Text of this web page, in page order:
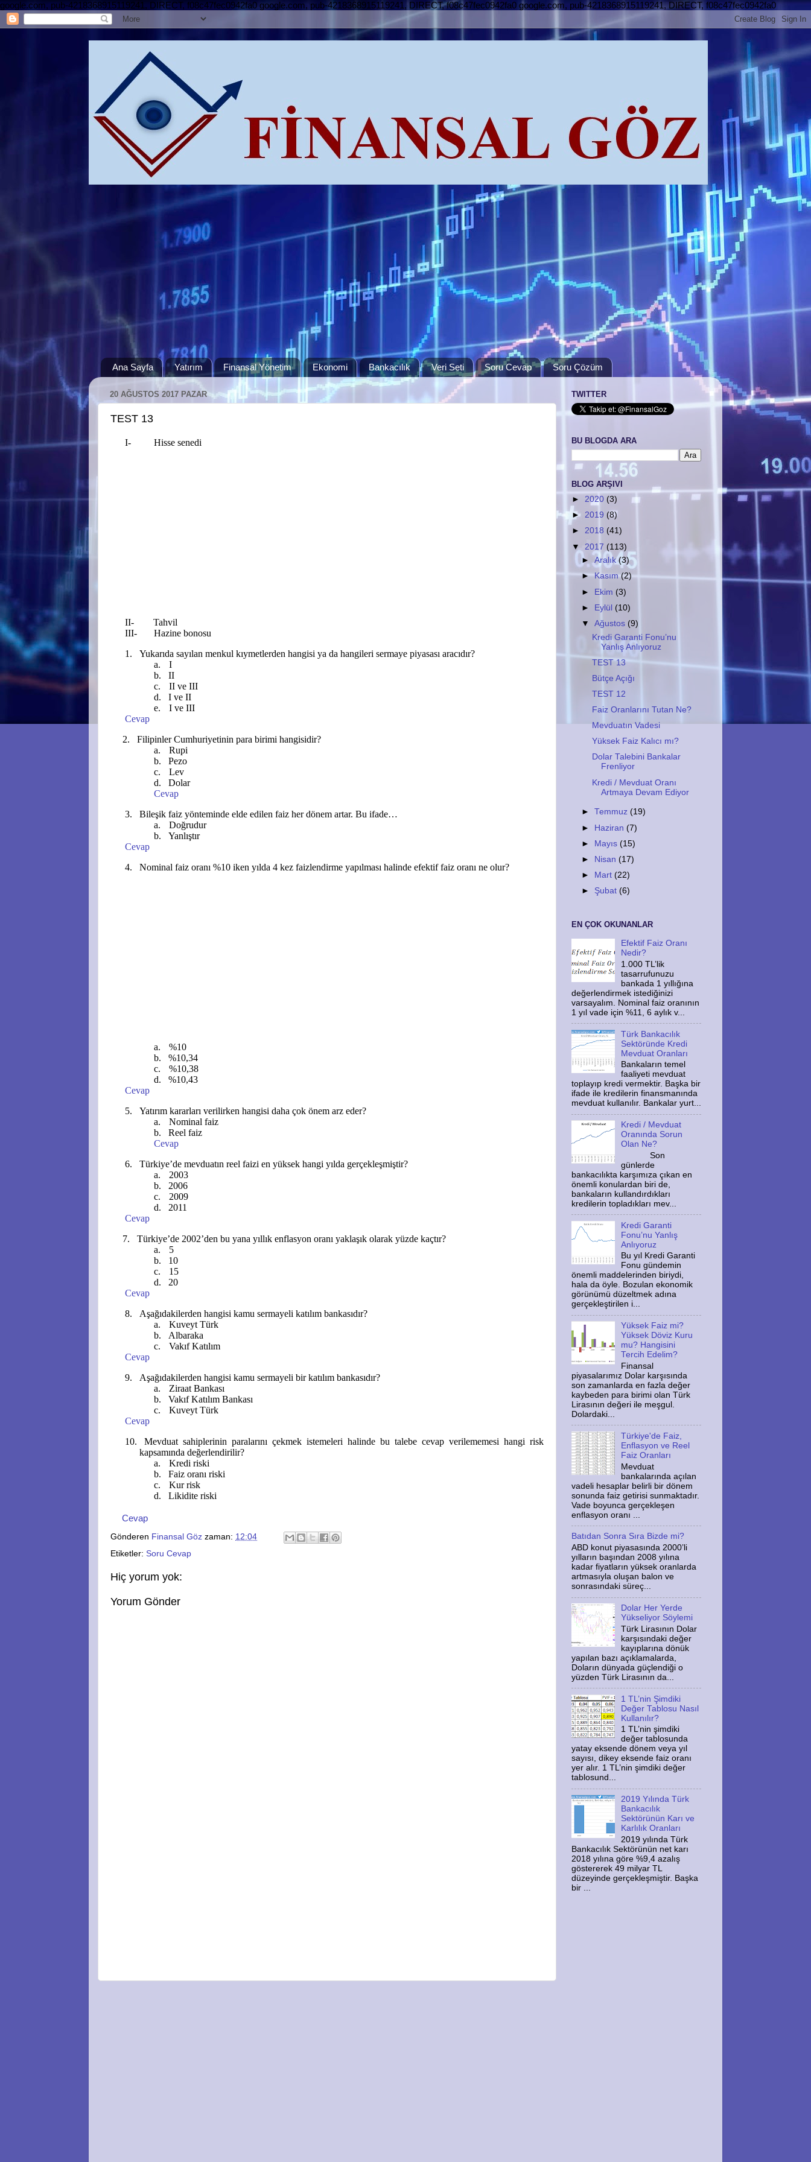
google.com, pub-4218368915119241, DIRECT, f08c47fec0942fa0 google.com, pub-4218368915119241, DIRECT, f08c47fec0942fa0 google.com, pub-4218368915119241, DIRECT, f08c47fec0942fa0
Ana Sayfa Yatırım Finansal Yönetim Ekonomi Bankacılık Veri Seti Soru Cevap Soru Çözüm
20 AĞUSTOS 2017 PAZAR
TEST 13
I- Hisse senedi
II-
Tahvil
III-
Hazine bonosu
1.
Yukarıda sayılan menkul kıymetlerden hangisi ya da hangileri sermaye piyasası aracıdır?
a.
I
b.
II
c.
II ve III
d.
I ve II
e.
I ve III
Cevap
2.
Filipinler Cumhuriyetinin para birimi hangisidir?
a.
Rupi
b.
Pezo
c.
Lev
d.
Dolar
Cevap
3.
Bileşik faiz yönteminde elde edilen faiz her dönem artar. Bu ifade…
a.
Doğrudur
b.
Yanlıştır
Cevap
4.
Nominal faiz oranı %10 iken yılda 4 kez faizlendirme yapılması halinde efektif faiz oranı ne olur?
a.
%10
b.
%10,34
c.
%10,38
d.
%10,43
Cevap
5.
Yatırım kararları verilirken hangisi daha çok önem arz eder?
a.
Nominal faiz
b.
Reel faiz
Cevap
6.
Türkiye’de mevduatın reel faizi en yüksek hangi yılda gerçekleşmiştir?
a.
2003
b.
2006
c.
2009
d.
2011
Cevap
7.
Türkiye’de 2002’den bu yana yıllık enflasyon oranı yaklaşık olarak yüzde kaçtır?
a.
5
b.
10
c.
15
d.
20
Cevap
8.
Aşağıdakilerden hangisi kamu sermayeli katılım bankasıdır?
a.
Kuveyt Türk
b.
Albaraka
c.
Vakıf Katılım
Cevap
9.
Aşağıdakilerden hangisi kamu sermayeli bir katılım bankasıdır?
a.
Ziraat Bankası
b.
Vakıf Katılım Bankası
c.
Kuveyt Türk
Cevap
10.
Mevduat sahiplerinin paralarını çekmek istemeleri halinde bu talebe cevap verilememesi hangi risk
kapsamında değerlendirilir?
a.
Kredi riski
b.
Faiz oranı riski
c.
Kur risk
d.
Likidite riski
Cevap
Gönderen Finansal Göz zaman: 12:04
Etiketler: Soru Cevap
Hiç yorum yok:
Yorum Gönder
TWITTER
BU BLOGDA ARA
BLOG ARŞIVI
► 2020 (3)
► 2019 (8)
► 2018 (41)
▼ 2017 (113)
►Aralık(3)
►Kasım(2)
► Ekim (3)
► Eylül(10)
▼Ağustos (9)
Kredi Garanti Fonu’nu
Yanlış Anlıyoruz
TEST 13
Bütçe Açığı
TEST 12
Faiz Oranlarını Tutan Ne?
Mevduatın Vadesi
Yüksek Faiz Kalıcı mı?
Dolar Talebini Bankalar
Frenliyor
Kredi / Mevduat Oranı
Artmaya Devam Ediyor
►Temmuz(19)
► Haziran(7)
► Mayıs(15)
►
Nisan(17)
►
Mart(22)
► Şubat(6)
EN ÇOK OKUNANLAR
Efektif Faiz Oranı
Nedir?
1.000 TL’lik
tasarrufunuzu
bankada 1 yıllığına
değerlendirmek istediğinizi
varsayalım. Nominal faiz oranının
1 yıl vade için %11, 6 aylık v...
Türk Bankacılık
Sektöründe Kredi
Mevduat Oranları
Bankaların temel
faaliyeti mevduat
toplayıp kredi vermektir. Başka bir
ifade ile kredilerin finansmanında
mevduat kullanılır. Bankalar yurt...
Kredi / Mevduat
Oranında Sorun
Olan Ne?
Son
günlerde
bankacılıkta karşımıza çıkan en
önemli konulardan biri de,
bankaların kullandırdıkları
kredilerin topladıkları mev...
Kredi Garanti
Fonu’nu Yanlış
Anlıyoruz
Bu yıl Kredi Garanti
Fonu gündemin
önemli maddelerinden biriydi,
hala da öyle. Bozulan ekonomik
görünümü düzeltmek adına
gerçekleştirilen i...
Yüksek Faiz mi?
Yüksek Döviz Kuru
mu? Hangisini
Tercih Edelim?
Finansal
piyasalarımız Dolar karşısında
son zamanlarda en fazla değer
kaybeden para birimi olan Türk
Lirasının değeri ile meşgul.
Dolardaki...
Türkiye'de Faiz,
Enflasyon ve Reel
Faiz Oranları
Mevduat
bankalarında açılan
vadeli hesaplar belirli bir dönem
sonunda faiz getirisi sunmaktadır.
Vade boyunca gerçekleşen
enflasyon oranı ...
Batıdan Sonra Sıra Bizde mi?
ABD konut piyasasında 2000’li
yılların başından 2008 yılına
kadar fiyatların yüksek oranlarda
artmasıyla oluşan balon ve
sonrasındaki süreç...
Dolar Her Yerde
Yükseliyor Söylemi
Türk Lirasının Dolar
karşısındaki değer
kayıplarına dönük
yapılan bazı açıklamalarda,
Doların dünyada güçlendiği o
yüzden Türk Lirasının da...
1 TL’nin Şimdiki
Değer Tablosu Nasıl
Kullanılır?
1 TL’nin şimdiki
değer tablosunda
yatay eksende dönem veya yıl
sayısı, dikey eksende faiz oranı
yer alır. 1 TL’nin şimdiki değer
tablosund...
2019 Yılında Türk
Bankacılık
Sektörünün Karı ve
Karlılık Oranları
2019 yılında Türk
Bankacılık Sektörünün net karı
2018 yılına göre %9,4 azalış
göstererek 49 milyar TL
düzeyinde gerçekleşmiştir. Başka
bir ...